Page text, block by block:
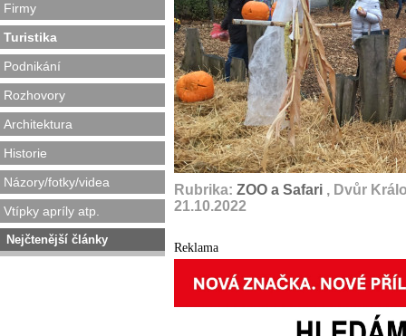
Firmy
Turistika
Podnikání
Rozhovory
Architektura
Historie
Názory/fotky/videa
Vtípky apríly atp.
Nejčtenější články
Rubrika: ZOO a Safari , Dvůr
21.10.2022
Reklama